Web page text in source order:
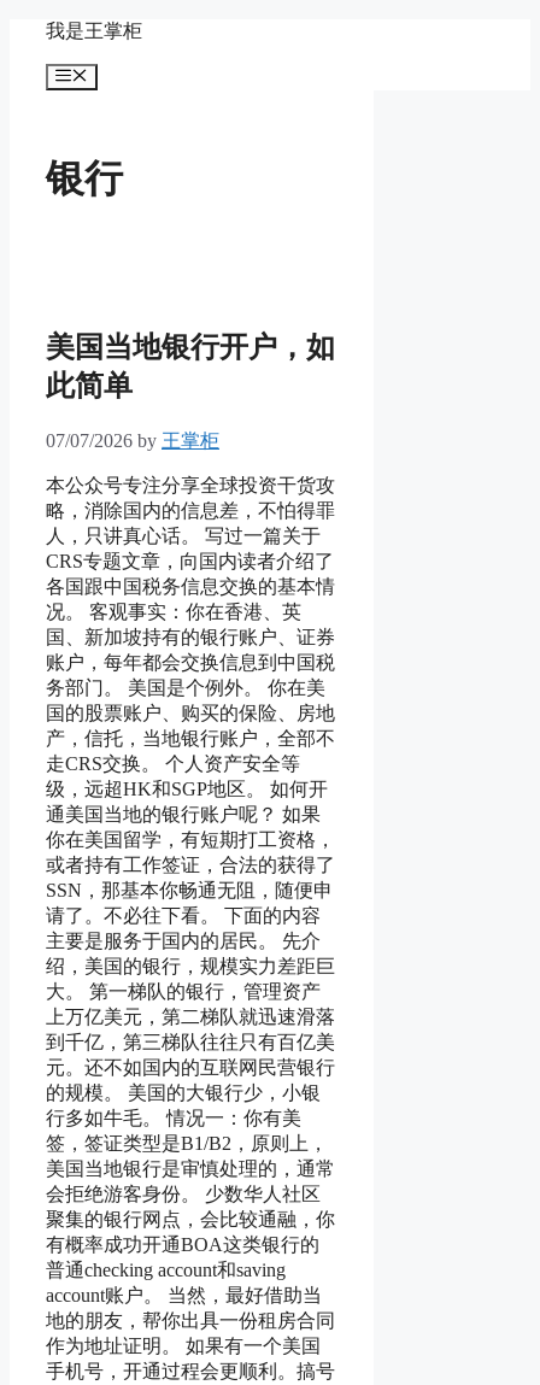
content
我是王掌柜
Menu
银行
美国当地银行开户，如
此简单
07/07/2026 by 王掌柜
本公众号专注分享全球投资干货攻
略，消除国内的信息差，不怕得罪
人，只讲真心话。 写过一篇关于
CRS专题文章，向国内读者介绍了
各国跟中国税务信息交换的基本情
况。 客观事实：你在香港、英
国、新加坡持有的银行账户、证券
账户，每年都会交换信息到中国税
务部门。 美国是个例外。 你在美
国的股票账户、购买的保险、房地
产，信托，当地银行账户，全部不
走CRS交换。 个人资产安全等
级，远超HK和SGP地区。 如何开
通美国当地的银行账户呢？ 如果
你在美国留学，有短期打工资格，
或者持有工作签证，合法的获得了
SSN，那基本你畅通无阻，随便申
请了。不必往下看。 下面的内容
主要是服务于国内的居民。 先介
绍，美国的银行，规模实力差距巨
大。 第一梯队的银行，管理资产
上万亿美元，第二梯队就迅速滑落
到千亿，第三梯队往往只有百亿美
元。还不如国内的互联网民营银行
的规模。 美国的大银行少，小银
行多如牛毛。 情况一：你有美
签，签证类型是B1/B2，原则上，
美国当地银行是审慎处理的，通常
会拒绝游客身份。 少数华人社区
聚集的银行网点，会比较通融，你
有概率成功开通BOA这类银行的
普通checking account和saving
account账户。 当然，最好借助当
地的朋友，帮你出具一份租房合同
作为地址证明。 如果有一个美国
手机号，开通过程会更顺利。搞号